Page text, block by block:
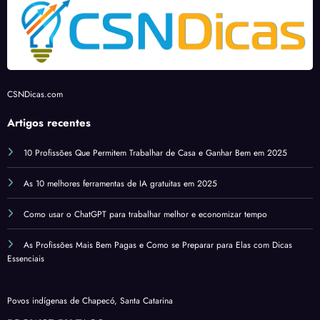
10 Profissões Que Permitem Trabalhar de Casa e Ganhar Bem em 2025
As 10 melhores ferramentas de IA gratuitas em 2025
Como usar o ChatGPT para trabalhar melhor e economizar tempo
As Profissões Mais Bem Pagas e Como se Preparar para Elas com Dicas